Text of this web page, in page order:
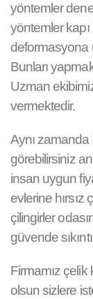
yöntemler
yöntemler
deformasyona
Bunları
Uzman
vermektedir.
Aynı zamanda
görebilirsiniz
insan uygun
evlerine hırsız
çilingirler
güvende
Firmamız çelik
olsun sizlere